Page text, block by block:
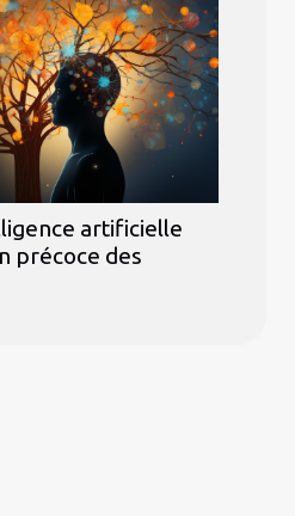
artificielle
précoce des